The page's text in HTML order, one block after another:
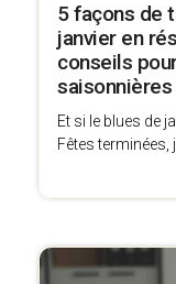
5 façons de
janvier en
conseils
saisonnières
Et si le blues de
Fêtes terminées,